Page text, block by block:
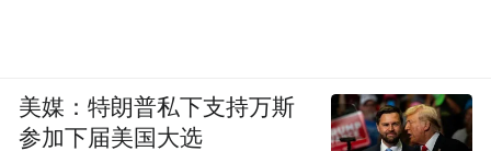
美媒：特朗普私下支持万斯
参加下届美国大选